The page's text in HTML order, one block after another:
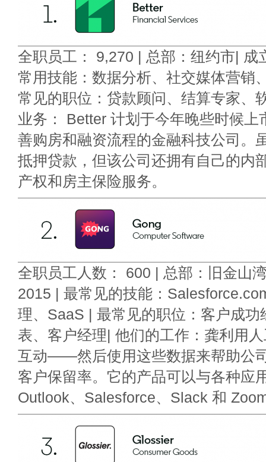
全职员工： 9,270 | 总部：纽约市| 成
常用技能：数据分析、社交媒体营销
常见的职位：贷款顾问、结算专家、
业务： Better 计划于今年晚些时候上
善购房和融资流程的金融科技公司。
抵押贷款，但该公司还拥有自己的内
产权和房主保险服务。
全职员工人数： 600 | 总部：旧金山
2015 | 最常见的技能：
理、SaaS | 最常见的职位：客户成功
表、客户经理| 他们的工作：龚利用
互动——然后使用这些数据来帮助公
客户保留率。它的产品可以与各种应
Outlook、Salesforce、Slack 和